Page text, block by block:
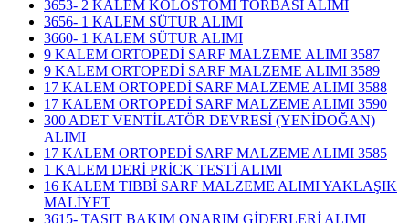
3653- 2 KALEM KOLOSTOMİ TORBASI ALIMI
3656- 1 KALEM SÜTUR ALIMI
3660- 1 KALEM SÜTUR ALIMI
9 KALEM ORTOPEDİ SARF MALZEME ALIMI 3587
9 KALEM ORTOPEDİ SARF MALZEME ALIMI 3589
17 KALEM ORTOPEDİ SARF MALZEME ALIMI 3588
17 KALEM ORTOPEDİ SARF MALZEME ALIMI 3590
300 ADET VENTİLATÖR DEVRESİ (YENİDOĞAN)
ALIMI
17 KALEM ORTOPEDİ SARF MALZEME ALIMI 3585
1 KALEM DERİ PRİCK TESTİ ALIMI
16 KALEM TIBBİ SARF MALZEME ALIMI YAKLAŞIK
MALİYET
3615- TAŞIT BAKIM ONARIM GİDERLERİ ALIMI